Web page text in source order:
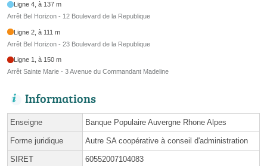
Ligne 4, à 137 m
Arrêt Bel Horizon - 12 Boulevard de la Republique
Ligne 2, à 111 m
Arrêt Bel Horizon - 23 Boulevard de la Republique
Ligne 1, à 150 m
Arrêt Sainte Marie - 3 Avenue du Commandant Madeline
Informations
Enseigne Banque Populaire Auvergne Rhone Alpes
Forme juridique Autre SA coopérative à conseil d'administration
SIRET 60552007104083